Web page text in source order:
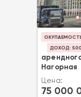
ДОХОД:
Нагорная
Цена:
75 000